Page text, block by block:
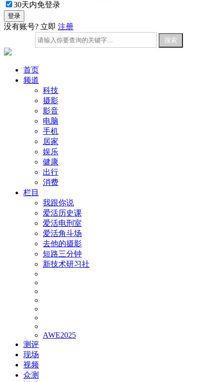
30天内免登录
没有账号? 立即 注册
首页
频道
科技
摄影
影音
电脑
手机
居家
娱乐
健康
出行
消费
栏目
我跟你说
爱活历史课
爱活电刑室
爱活角斗场
去他的摄影
短路三分钟
新技术研习社
AWE2025
测评
现场
视频
众测